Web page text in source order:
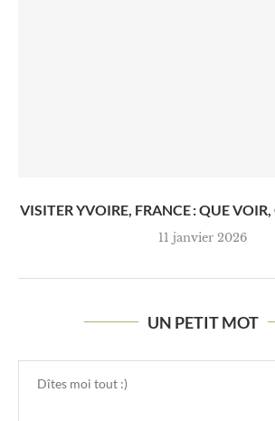
VISITER YVOIRE, FRANCE : QUE
11 janvier 2026
UN PETIT MOT